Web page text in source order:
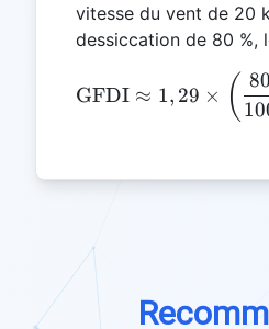
vitesse du vent de 20
dessiccation de 80 %,
GFDI ≈ 1, 29 × ( 80